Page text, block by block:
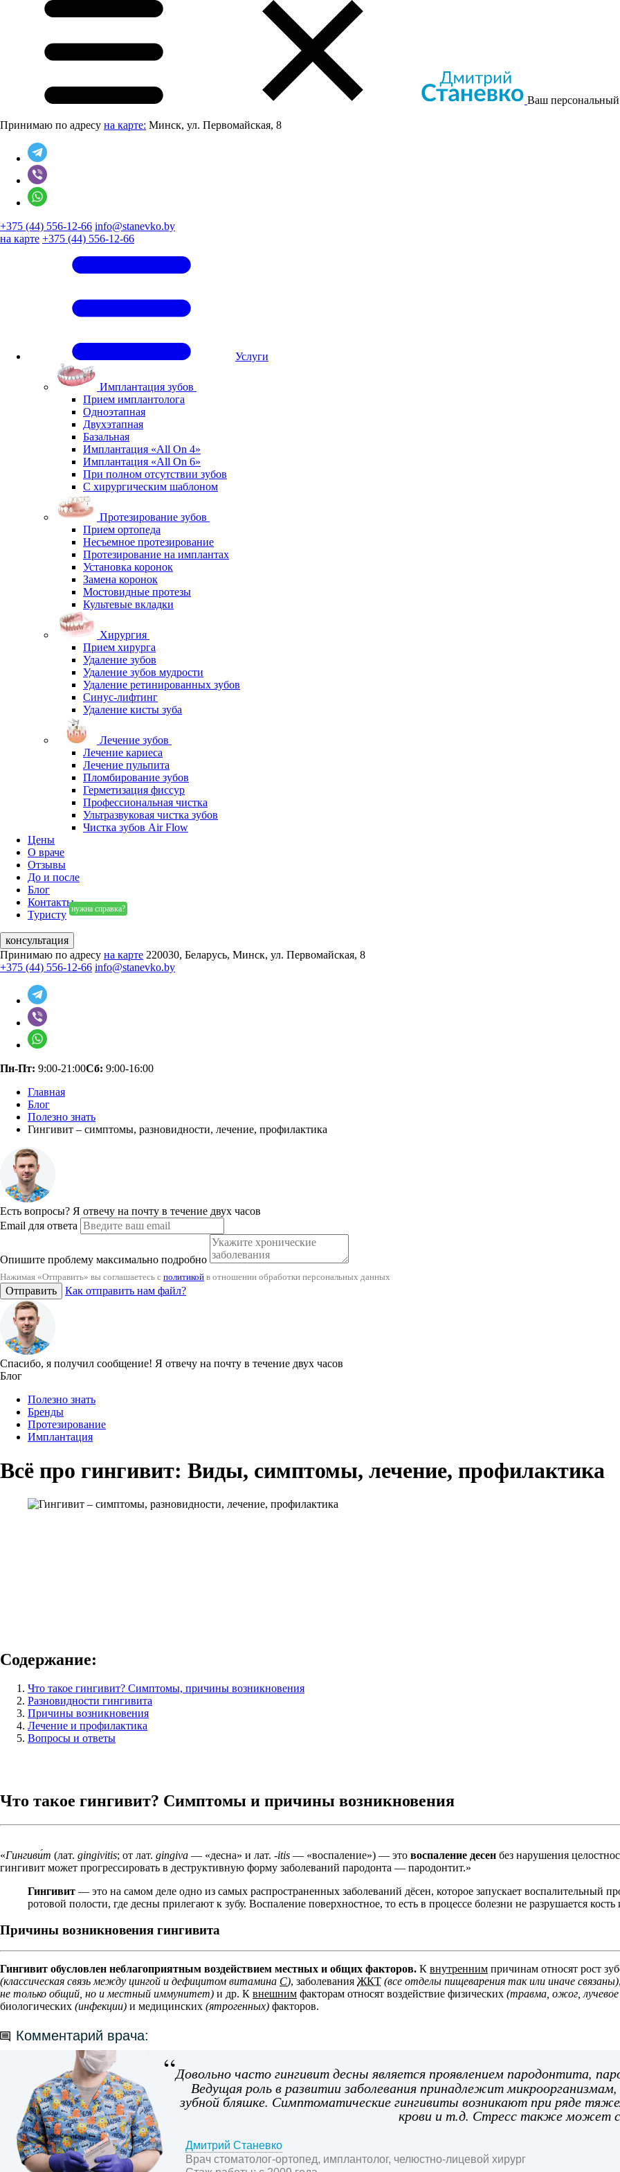
Ваш персональный
Принимаю по адресу на карте: Минск, ул. Первомайская, 8
+375 (44) 556-12-66 info@stanevko.by
на карте +375 (44) 556-12-66
Услуги
Имплантация зубов
Прием имплантолога
Одноэтапная
Двухэтапная
Базальная
Имплантация «All On 4»
Имплантация «All On 6»
При полном отсутствии зубов
С хирургическим шаблоном
Протезирование зубов
Прием ортопеда
Несъемное протезирование
Протезирование на имплантах
Установка коронок
Замена коронок
Мостовидные протезы
Культевые вкладки
Хирургия
Прием хирурга
Удаление зубов
Удаление зубов мудрости
Удаление ретинированных зубов
Синус-лифтинг
Удаление кисты зуба
Лечение зубов
Лечение кариеса
Лечение пульпита
Пломбирование зубов
Герметизация фиссур
Профессиональная чистка
Ультразвуковая чистка зубов
Чистка зубов Air Flow
Цены
О враче
Отзывы
До и после
Блог
Контакты
Туристу нужна справка?
консультация
Принимаю по адресу на карте 220030, Беларусь, Минск, ул. Первомайская, 8
+375 (44) 556-12-66 info@stanevko.by
Пн-Пт: 9:00-21:00Сб: 9:00-16:00
Главная
Блог
Полезно знать
Гингивит – симптомы, разновидности, лечение, профилактика
Есть вопросы? Я отвечу на почту в течение двух часов
Email для ответа
Опишите проблему максимально подробно
Нажимая «Отправить» вы соглашаетесь с политикой в отношении обработки персональных данных
Отправить Как отправить нам файл?
Спасибо, я получил сообщение! Я отвечу на почту в течение двух часов
Блог
Полезно знать
Бренды
Протезирование
Имплантация
Всё про гингивит: Виды, симптомы, лечение, профилактика
Содержание:
Что такое гингивит? Симптомы, причины возникновения
Разновидности гингивита
Причины возникновения
Лечение и профилактика
Вопросы и ответы
Что такое гингивит? Симптомы и причины возникновения
Гингиви́т (лат. gingivitis; от лат. gingiva — «десна» и лат. -itis — «воспаление») — это воспаление десен без нарушения
гингивит может прогрессировать в деструктивную форму заболеваний пародонта — пародонтит.
Гингивит — это на самом деле одно из самых распространенных заболеваний дёсен, которое запускает воспалительный
ротовой полости, где десны прилегают к зубу. Воспаление поверхностное, то есть в процессе болезни не разрушается
Причины возникновения гингивита
Гингивит обусловлен неблагоприятным воздействием местных и общих факторов. К внутренним причинам относят рост
(классическая связь между цингой и дефицитом витамина С), заболевания ЖКТ (все отделы пищеварения так или иначе связаны)
не только общий, но и местный иммунитет) и др. К внешним факторам относят воздействие физических (травма, ожог, лучевое
биологических (инфекции) и медицинских (ятрогенных) факторов.
Комментарий врача:
Довольно часто гингивит десны является проявлением пародонтита,
Ведущая роль в развитии заболевания принадлежит
зубной бляшке. Симптоматические гингивиты возникают при ряде
крови и т.д. Стресс также может
Дмитрий Станевко
Врач стоматолог-ортопед, имплантолог, челюстно-лицевой хирург